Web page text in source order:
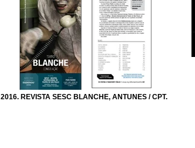
2016. REVISTA SESC BLANCHE, ANTUNES / CPT.